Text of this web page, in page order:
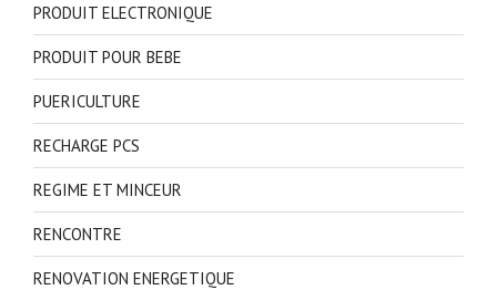
PRODUIT ELECTRONIQUE
PRODUIT POUR BEBE
PUERICULTURE
RECHARGE PCS
REGIME ET MINCEUR
RENCONTRE
RENOVATION ENERGETIQUE